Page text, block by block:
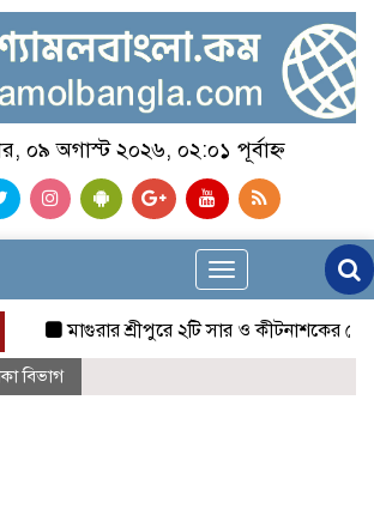
০৯ অগাস্ট ২০২৬, ০২:০১ পূর্বাহ্ন
Toggle
navigation
মাগুরার শ্রীপুরে ২টি সার ও কীটনাশকের দোকানে
বিভাগ